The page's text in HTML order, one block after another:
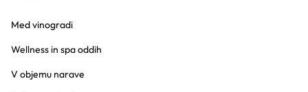
Med vinogradi
Wellness in spa oddih
V objemu narave